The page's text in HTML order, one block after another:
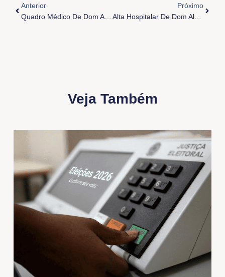
Anterior
Quadro Médico De Dom Alberto 28 De Agosto
Próximo
Alta Hospitalar De Dom Alberto
Veja Também